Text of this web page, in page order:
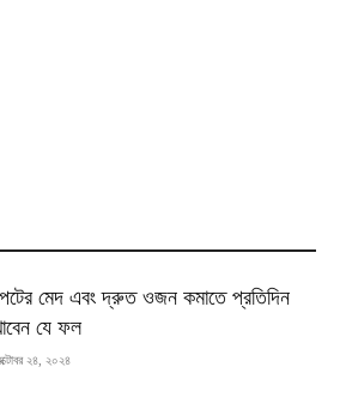
মেদ এবং দ্রুত ওজন কমাতে প্রতিদিন
যে ফল
২৪, ২০২৪